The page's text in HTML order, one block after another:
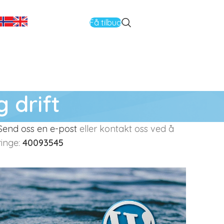
Få tilbud
drift
oss en e-posteller kontakt oss ved å
40093545